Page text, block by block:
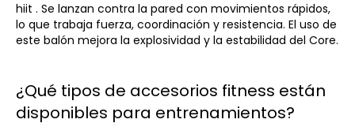
hiit . Se lanzan contra la pared con movimientos rápidos,
lo que trabaja fuerza, coordinación y resistencia. El uso de
este balón mejora la explosividad y la estabilidad del Core.
¿Qué tipos de accesorios fitness están
disponibles para entrenamientos?